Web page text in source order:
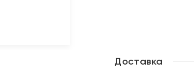
Доставка